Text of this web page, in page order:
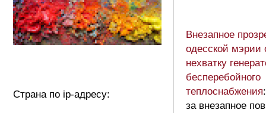
Страна по ip-адресу:
Внезапное
одесской мэрии
нехватку
бесперебойного
теплоснабжения
за внезапное